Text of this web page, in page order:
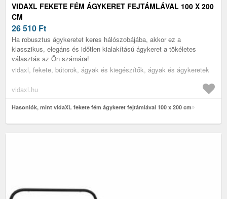
VIDAXL FEKETE FÉM ÁGYKERET FEJTÁMLÁVAL 100 X 200
CM
26 510 Ft
Ha robusztus ágykeretet keres hálószobájába, akkor ez a
klasszikus, elegáns és időtlen kialakítású ágykeret a tökéletes
választás az Ön számára!
vidaxl, fekete, bútorok, ágyak és kiegészítők, ágyak és ágykeretek
vidaxl.hu
Hasonlók, mint vidaXL fekete fém ágykeret fejtámlával 100 x 200 cm